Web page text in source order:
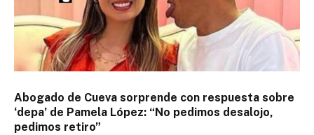
Abogado de Cueva sorprende con respuesta sobre
‘depa’ de Pamela López: “No pedimos desalojo,
pedimos retiro”